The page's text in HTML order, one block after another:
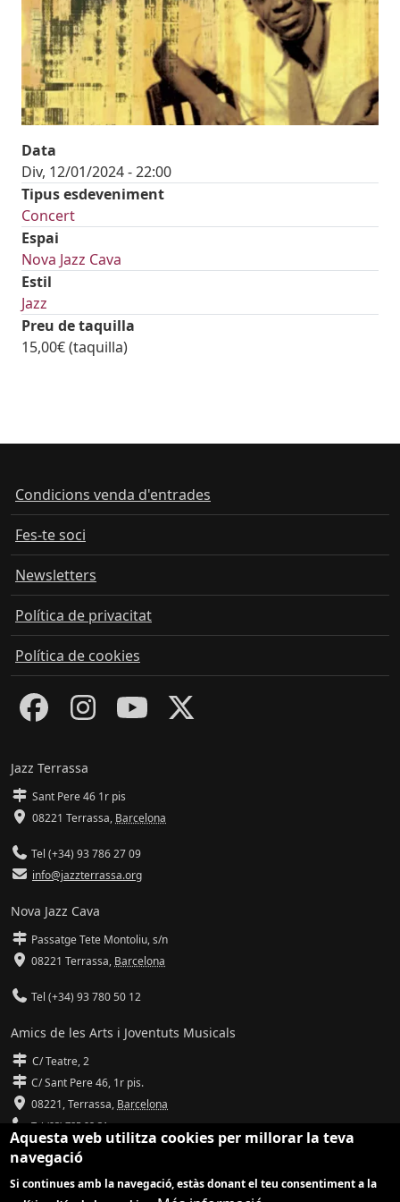
Data
Div, 12/01/2024 - 22:00
Tipus esdeveniment
Concert
Espai
Nova Jazz Cava
Estil
Jazz
Preu de taquilla
15,00€ (taquilla)
Condicions venda d'entrades
Fes-te soci
Newsletters
Política de privacitat
Política de cookies
Jazz Terrassa
Sant Pere 46 1r pis
08221 Terrassa, Barcelona
Tel (+34) 93 786 27 09
info@jazzterrassa.org
Nova Jazz Cava
Passatge Tete Montoliu, s/n
08221 Terrassa, Barcelona
Tel (+34) 93 780 50 12
Amics de les Arts i Joventuts Musicals
C/ Teatre, 2
C/ Sant Pere 46, 1r pis.
08221,Terrassa, Barcelona
Tel (93) 785 92 31
info@amicsdelesarts-jjmm.cat
www.amicsdelesarts-jjmm.cat
Aquesta web utilitza cookies per millorar la teva
navegació
Si continues amb la navegació, estàs donant el teu consentiment a la